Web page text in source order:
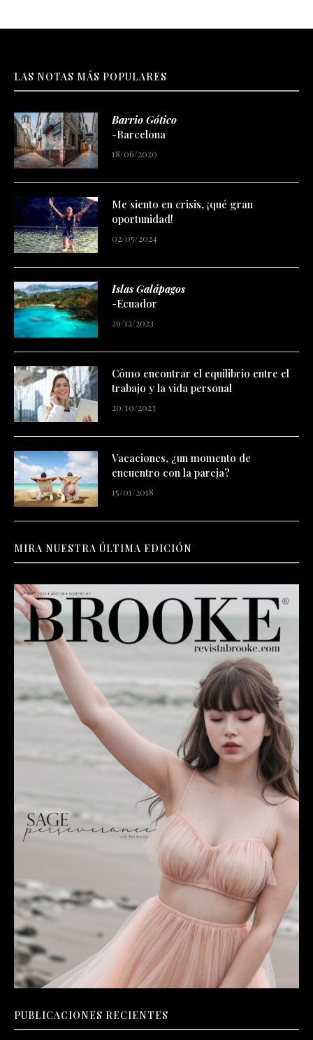
LAS NOTAS MÁS POPULARES
Barrio Gótico
-Barcelona
18/06/2020
Me siento en crisis, ¡qué gran
oportunidad!
02/05/2024
Islas Galápagos
-Ecuador
29/12/2023
Cómo encontrar el equilibrio entre el
trabajo y la vida personal
20/10/2023
Vacaciones, ¿un momento de
encuentro con la pareja?
15/01/2018
MIRA NUESTRA ÚLTIMA EDICIÓN
PUBLICACIONES RECIENTES